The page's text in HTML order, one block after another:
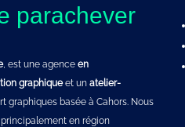
parachever
, est une agence en
graphiqueet un atelier-
graphiques basée à Cahors. Nous
en région